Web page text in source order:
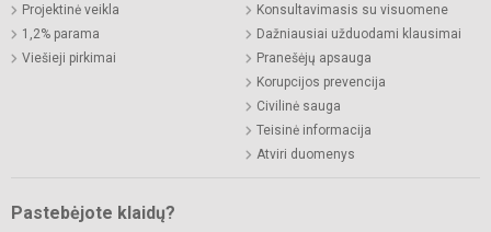
Projektinė veikla
1,2% parama
Viešieji pirkimai
Konsultavimasis su visuomene
Dažniausiai užduodami klausimai
Pranešėjų apsauga
Korupcijos prevencija
Civilinė sauga
Teisinė informacija
Atviri duomenys
Pastebėjote klaidų?